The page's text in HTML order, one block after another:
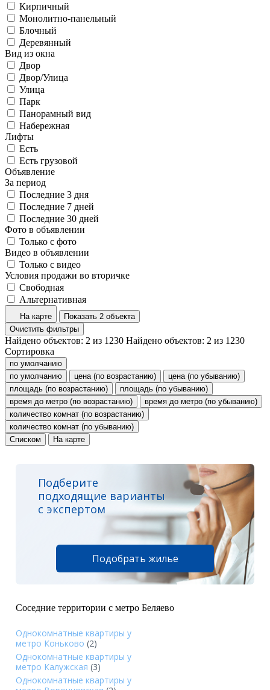
Кирпичный
Монолитно-панельный
Блочный
Деревянный
Вид из окна
Двор
Двор/Улица
Улица
Парк
Панорамный вид
Набережная
Лифты
Есть
Есть грузовой
Объявление
За период
Последние 3 дня
Последние 7 дней
Последние 30 дней
Фото в объявлении
Только с фото
Видео в объявлении
Только с видео
Условия продажи во вторичке
Свободная
Альтернативная
На карте
Показать 2 объекта
Очистить фильтры
Найдено объектов: 2 из 1230 Найдено объектов: 2 из 1230
Сортировка
по умолчанию
по умолчанию
цена (по возрастанию)
цена (по убыванию)
площадь (по возрастанию)
площадь (по убыванию)
время до метро (по возрастанию)
время до метро (по убыванию)
количество комнат (по возрастанию)
количество комнат (по убыванию)
Списком
На карте
Подберите
подходящие варианты
с экспертом
Подобрать жилье
Соседние территории с метро Беляево
Однокомнатные квартиры у
метро Коньково (2)
Однокомнатные квартиры у
метро Калужская (3)
Однокомнатные квартиры у